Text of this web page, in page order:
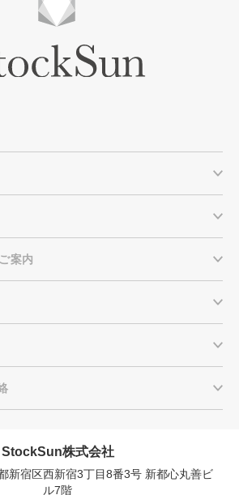
会社概要資料をダウンロー
ドする
案内
StockSun株式会社
宿区西新宿3丁目8番3号 新都心丸善ビ
ル7階